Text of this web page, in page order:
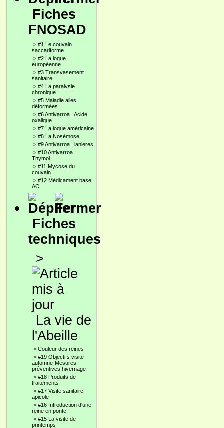
Fiches
FNOSAD
> #1 Le couvain
saccariforme
> #2 La loque
européenne
> #3 Transvasement
sanitaire
> #4 La paralysie
chronique
> #5 Maladie ailes
déformées
> #6 Antivarroa : Acide
oxalique
> #7 La loque américaine
> #8 La Nosémose
> #9 Antivarroa : lanières
> #10 Antivarroa :
Thymol
> #11 Mycose du
couvain
> #12 Médicament base
AO
Fiches
techniques
>
La vie de
l'Abeille
> Couleur des reines
> #19 Objectifs visite
automne-Mesures
préventives hivernage
> #18 Produits de
traitements
> #17 Visite sanitaire
apicole
> #16 Introduction d'une
reine en ponte
> #15 La visite de
printemps